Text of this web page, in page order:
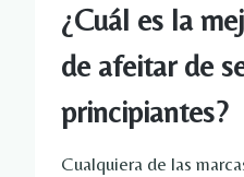
¿Cuál es la
de afeitar de
principiantes?
Cualquiera de las